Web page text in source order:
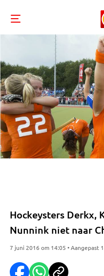
Hockeysters Derkx,
Nunnink niet naar
7 juni 2016 om 14:05 • Aangepast